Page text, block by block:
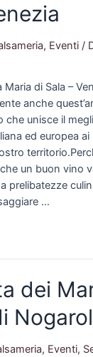
, Eventi /
di Sala –
anche
che unisce il
ed europea
un buon vino
prelibatezze
…
dei
, Eventi,